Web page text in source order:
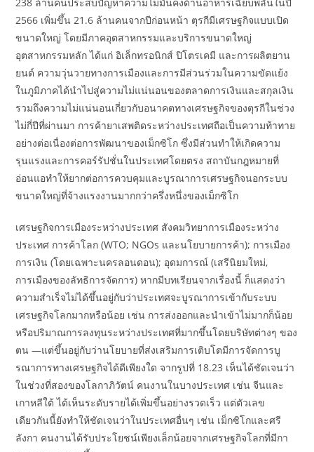
2566 เพิ่มขึ้น 21.6 ล้านคนจากปีก่อนหน้า ตุรกีมีเศรษฐกิจแบบเปิด
ขนาดใหญ่ โดยมีภาคอุตสาหกรรมและบริการขนาดใหญ่
อุตสาหกรรมหลัก ได้แก่ อิเล็กทรอนิกส์ ปิโตรเคมี และการผลิตยาน
ยนต์ ความวุ่นวายทางการเมืองและการมีส่วนร่วมในความขัดแย้ง
ในภูมิภาคได้นำไปสู่ความไม่แน่นอนของตลาดการเงินและสกุลเงิน
รวมถึงความไม่แน่นอนเกี่ยวกับอนาคตทางเศรษฐกิจของตุรกีในช่วง
ไม่กี่ปีที่ผ่านมา การค้ายาเสพติดระหว่างประเทศถือเป็นความท้าทาย
อย่างต่อเนื่องต่อการพัฒนาของเม็กซิโก ซึ่งมีส่วนทำให้เกิดความ
รุนแรงและการคอร์รัปชั่นในประเทศโดยตรง สถาบันกฎหมายที่
อ่อนแอทำให้ยากต่อการควบคุมและบูรณาการเศรษฐกิจนอกระบบ
ขนาดใหญ่ที่จ้างแรงงานมากกว่าครึ่งหนึ่งของเม็กซิโก
เศรษฐกิจการเมืองระหว่างประเทศ สังคมวิทยาการเมืองระหว่าง
ประเทศ การค้าโลก (WTO; NGOs และนโยบายการค้า); การเมือง
การเงิน (โดยเฉพาะนครลอนดอน); อุดมการณ์ (เสรีนิยมใหม่,
การเมืองของลัทธิการจัดการ) หากมีบทเรียนจากเรื่องนี้ ก็แสดงว่า
ความสำเร็จไม่ได้ขึ้นอยู่กับว่าประเทศจะบูรณาการเข้ากับระบบ
เศรษฐกิจโลกมากหรือน้อย เช่น การส่งออกและนำเข้าไม่มากก็น้อย
หรือปริมาณการลงทุนระหว่างประเทศที่มากขึ้นโดยบริษัทต่างๆ ของ
ตน —แต่ขึ้นอยู่กับว่านโยบายที่ส่งเสริมการเติบโตมีการจัดการบู
รณาการทางเศรษฐกิจได้ดีเพียงใด จากรูปที่ 18.23 เห็นได้ชัดเจนว่า
ในช่วงที่สองของโลกาภิวัตน์ คนงานในบางประเทศ เช่น จีนและ
เกาหลีใต้ ได้เห็นระดับรายได้เพิ่มขึ้นอย่างรวดเร็ว แต่ตัวเลข
เดียวกันนี้ยังทำให้ชัดเจนว่าในประเทศอื่นๆ เช่น เม็กซิโกและศรี
ลังกา คนงานได้รับประโยชน์เพียงเล็กน้อยจากเศรษฐกิจโลกที่มีกา